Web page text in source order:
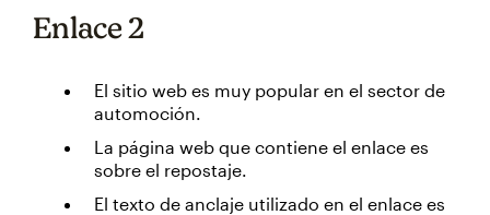
Enlace 2
El sitio web es muy popular en el sector de
automoción.
La página web que contiene el enlace es
sobre el repostaje.
El texto de anclaje utilizado en el enlace es